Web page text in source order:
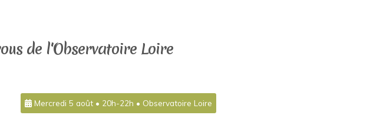
de l'Observatoire Loire
Mercredi 5 août • 20h-22h • Observatoire Loire